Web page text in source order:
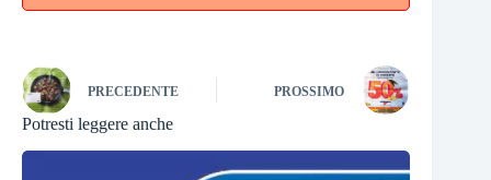
PRECEDENTE PROSSIMO
Potresti leggere anche